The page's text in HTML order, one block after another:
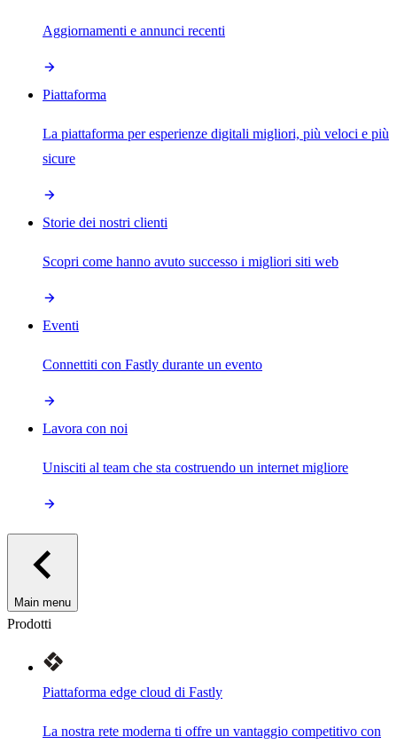
Aggiornamenti e annunci recenti
Piattaforma
La piattaforma per esperienze digitali migliori, più veloci e più
sicure
Storie dei nostri clienti
Scopri come hanno avuto successo i migliori siti web
Eventi
Connettiti con Fastly durante un evento
Lavora con noi
Unisciti al team che sta costruendo un internet migliore
Main menu
Prodotti
Piattaforma edge cloud di Fastly
La nostra rete moderna ti offre un vantaggio competitivo con